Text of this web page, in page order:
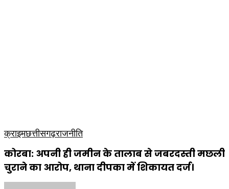
क्राइमछत्तीसगढ़राजनीति
कोरबा: अपनी ही जमीन के तालाब से जबरदस्ती मछली
चुराने का आरोप, थाना दीपका में शिकायत दर्ज।